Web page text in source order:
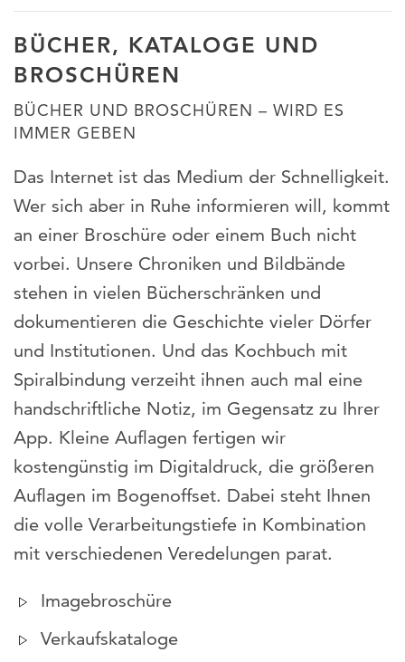
BÜCHER, KATALOGE UND
BROSCHÜREN
BÜCHER UND BROSCHÜREN – WIRD ES
IMMER GEBEN
Das Internet ist das Medium der Schnelligkeit.
Wer sich aber in Ruhe informieren will, kommt
an einer Broschüre oder einem Buch nicht
vorbei. Unsere Chroniken und Bildbände
stehen in vielen Bücherschränken und
dokumentieren die Geschichte vieler Dörfer
und Institutionen. Und das Kochbuch mit
Spiralbindung verzeiht ihnen auch mal eine
handschriftliche Notiz, im Gegensatz zu Ihrer
App. Kleine Auflagen fertigen wir
kostengünstig im Digitaldruck, die größeren
Auflagen im Bogenoffset. Dabei steht Ihnen
die volle Verarbeitungstiefe in Kombination
mit verschiedenen Veredelungen parat.
Imagebroschüre
Verkaufskataloge